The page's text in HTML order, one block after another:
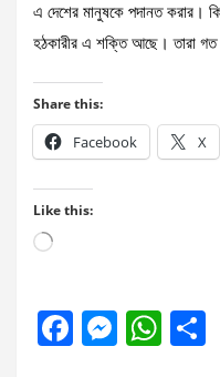
এ দেশের মানুষকে পদানত করার।
হঠকারীর এ শক্তি আছে। তারা গত
Share this:
Facebook X
Like this:
Loading…
F
M W